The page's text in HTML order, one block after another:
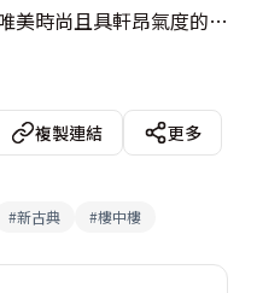
美時尚且具軒昂氣度的美
姝媛設計師以擅長的建
動線格局的關聯，將客
，另也為增進親子互
起居空間。而建案本身獨
中形成圓弧景觀窗，JD
複製連結
更多
#新古典 #樓中樓